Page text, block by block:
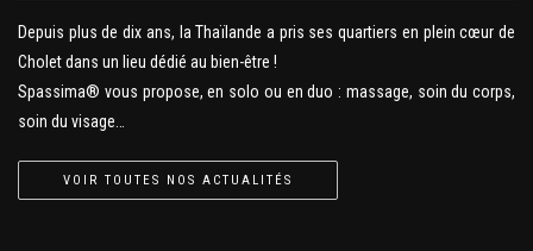
Depuis plus de dix ans, la Thaïlande a pris ses quartiers en plein cœur de
Cholet dans un lieu dédié au bien-être !
Spassima® vous propose, en solo ou en duo : massage, soin du corps,
soin du visage…
VOIR TOUTES NOS ACTUALITÉS